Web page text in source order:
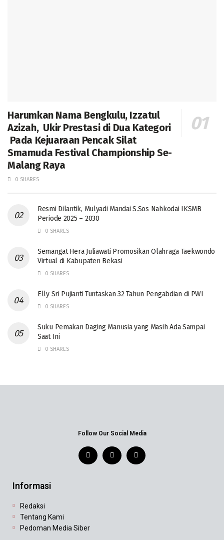
Harumkan Nama Bengkulu, Izzatul
Azizah, Ukir Prestasi di Dua Kategori
Pada Kejuaraan Pencak Silat
Smamuda Festival Championship Se-
Malang Raya
0 SHARES
Resmi Dilantik, Mulyadi Mandai S.Sos Nahkodai IKSMB
Periode 2025 – 2030
0 SHARES
Semangat Hera Juliawati Promosikan Olahraga Taekwondo
Virtual di Kabupaten Bekasi
0 SHARES
Elly Sri Pujianti Tuntaskan 32 Tahun Pengabdian di PWI
0 SHARES
‎Suku Pemakan Daging Manusia yang Masih Ada Sampai
Saat Ini
0 SHARES
Follow Our Social Media
Informasi
Redaksi
Tentang Kami
Pedoman Media Siber